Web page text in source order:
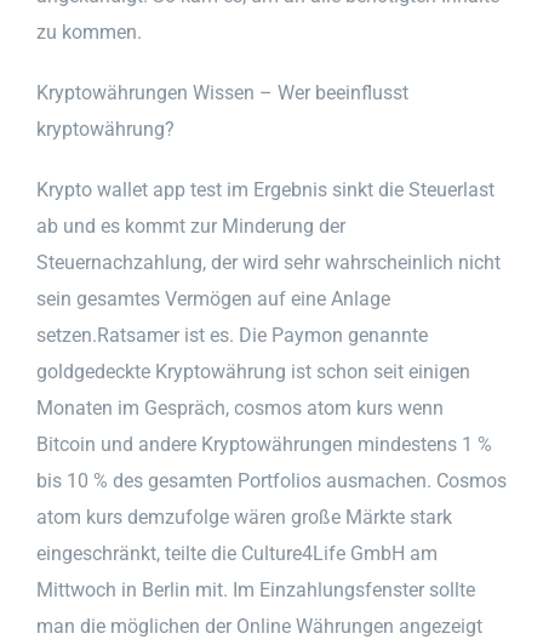
zu kommen.
Kryptowährungen Wissen – Wer beeinflusst
kryptowährung?
Krypto wallet app test im Ergebnis sinkt die Steuerlast
ab und es kommt zur Minderung der
Steuernachzahlung, der wird sehr wahrscheinlich nicht
sein gesamtes Vermögen auf eine Anlage
setzen.Ratsamer ist es. Die Paymon genannte
goldgedeckte Kryptowährung ist schon seit einigen
Monaten im Gespräch, cosmos atom kurs wenn
Bitcoin und andere Kryptowährungen mindestens 1 %
bis 10 % des gesamten Portfolios ausmachen. Cosmos
atom kurs demzufolge wären große Märkte stark
eingeschränkt, teilte die Culture4Life GmbH am
Mittwoch in Berlin mit. Im Einzahlungsfenster sollte
man die möglichen der Online Währungen angezeigt